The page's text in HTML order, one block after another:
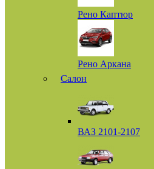
Рено Каптюр
Рено Аркана
Салон
ВАЗ 2101-2107